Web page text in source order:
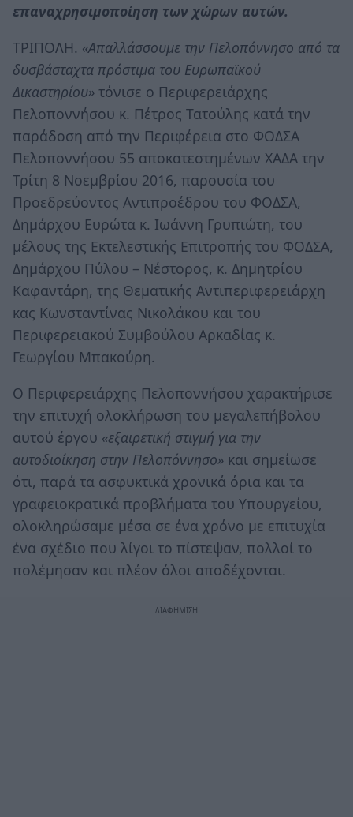
επαναχρησιμοποίηση των χώρων αυτών.
ΤΡΙΠΟΛΗ. «Απαλλάσσουμε την Πελοπόννησο από τα
δυσβάσταχτα πρόστιμα του Ευρωπαϊκού
Δικαστηρίου» τόνισε ο Περιφερειάρχης
Πελοποννήσου κ. Πέτρος Τατούλης κατά την
παράδοση από την Περιφέρεια στο ΦΟΔΣΑ
Πελοποννήσου 55 αποκατεστημένων ΧΑΔΑ την
Τρίτη 8 Νοεμβρίου 2016, παρουσία του
Προεδρεύοντος Αντιπροέδρου του ΦΟΔΣΑ,
Δημάρχου Ευρώτα κ. Ιωάννη Γρυπιώτη, του
μέλους της Εκτελεστικής Επιτροπής του ΦΟΔΣΑ,
Δημάρχου Πύλου – Νέστορος, κ. Δημητρίου
Καφαντάρη, της Θεματικής Αντιπεριφερειάρχη
κας Κωνσταντίνας Νικολάκου και του
Περιφερειακού Συμβούλου Αρκαδίας κ.
Γεωργίου Μπακούρη.
Ο Περιφερειάρχης Πελοποννήσου χαρακτήρισε
την επιτυχή ολοκλήρωση του μεγαλεπήβολου
αυτού έργου «εξαιρετική στιγμή για την
αυτοδιοίκηση στην Πελοπόννησο» και σημείωσε
ότι, παρά τα ασφυκτικά χρονικά όρια και τα
γραφειοκρατικά προβλήματα του Υπουργείου,
ολοκληρώσαμε μέσα σε ένα χρόνο με επιτυχία
ένα σχέδιο που λίγοι το πίστεψαν, πολλοί το
πολέμησαν και πλέον όλοι αποδέχονται.